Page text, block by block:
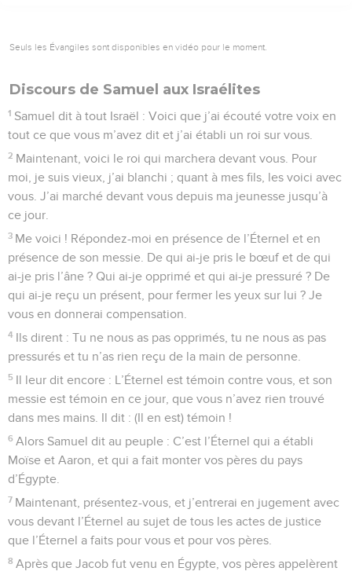
Seuls les Évangiles sont disponibles en vidéo pour le moment.
Discours de Samuel aux Israélites
1 Samuel dit à tout Israël : Voici que j’ai écouté votre voix en
tout ce que vous m’avez dit et j’ai établi un roi sur vous.
2 Maintenant, voici le roi qui marchera devant vous. Pour
moi, je suis vieux, j’ai blanchi ; quant à mes fils, les voici avec
vous. J’ai marché devant vous depuis ma jeunesse jusqu’à
ce jour.
3 Me voici ! Répondez-moi en présence de l’Éternel et en
présence de son messie. De qui ai-je pris le bœuf et de qui
ai-je pris l’âne ? Qui ai-je opprimé et qui ai-je pressuré ? De
qui ai-je reçu un présent, pour fermer les yeux sur lui ? Je
vous en donnerai compensation.
4 Ils dirent : Tu ne nous as pas opprimés, tu ne nous as pas
pressurés et tu n’as rien reçu de la main de personne.
5 Il leur dit encore : L’Éternel est témoin contre vous, et son
messie est témoin en ce jour, que vous n’avez rien trouvé
dans mes mains. Il dit : (Il en est) témoin !
6 Alors Samuel dit au peuple : C’est l’Éternel qui a établi
Moïse et Aaron, et qui a fait monter vos pères du pays
d’Égypte.
7 Maintenant, présentez-vous, et j’entrerai en jugement avec
vous devant l’Éternel au sujet de tous les actes de justice
que l’Éternel a faits pour vous et pour vos pères.
8 Après que Jacob fut venu en Égypte, vos pères appelèrent